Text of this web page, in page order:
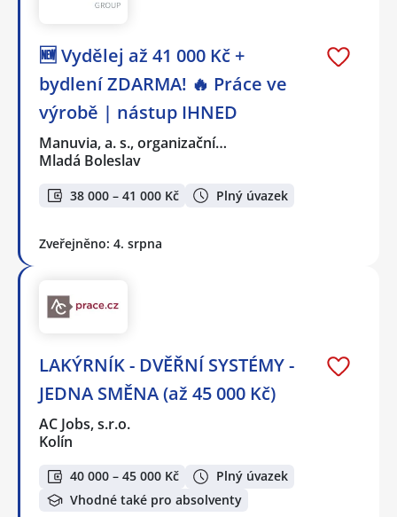
🆕 Vydělej až 41 000 Kč +
bydlení ZDARMA! 🔥 Práce ve
výrobě | nástup IHNED
Manuvia, a. s., organizační…
Mladá Boleslav
38 000 – 41 000 Kč Plný úvazek
Zveřejněno: 4. srpna
LAKÝRNÍK - DVĚŘNÍ SYSTÉMY -
JEDNA SMĚNA (až 45 000 Kč)
AC Jobs, s.r.o.
Kolín
40 000 – 45 000 Kč
Plný úvazek
Vhodné také pro absolventy